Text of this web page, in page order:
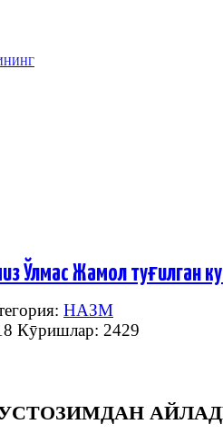
Ўлмас Жамол туғилган
НАЗМ
Кӯришлар: 2429